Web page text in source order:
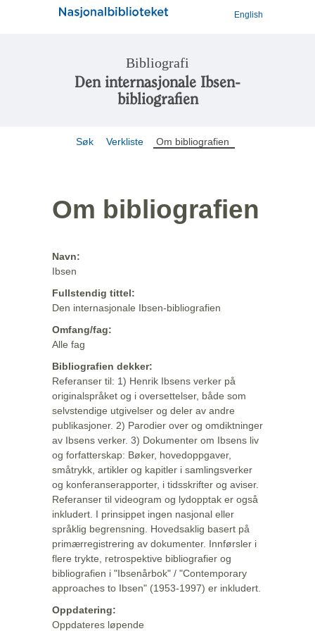
English
Bibliografi
Den internasjonale Ibsen-
bibliografien
Søk Verkliste Om bibliografien
Om bibliografien
Navn:
Ibsen
Fullstendig tittel:
Den internasjonale Ibsen-bibliografien
Omfang/fag:
Alle fag
Bibliografien dekker:
Referanser til: 1) Henrik Ibsens verker på
originalspråket og i oversettelser, både som
selvstendige utgivelser og deler av andre
publikasjoner. 2) Parodier over og omdiktninger
av Ibsens verker. 3) Dokumenter om Ibsens liv
og forfatterskap: Bøker, hovedoppgaver,
småtrykk, artikler og kapitler i samlingsverker
og konferanserapporter, i tidsskrifter og aviser.
Referanser til videogram og lydopptak er også
inkludert. I prinsippet ingen nasjonal eller
språklig begrensning. Hovedsaklig basert på
primærregistrering av dokumenter. Innførsler i
flere trykte, retrospektive bibliografier og
bibliografien i "Ibsenårbok" / "Contemporary
approaches to Ibsen" (1953-1997) er inkludert.
Oppdatering:
Oppdateres løpende